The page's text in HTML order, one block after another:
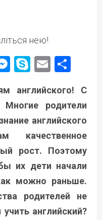
нею!
Messenger
Skype
Email
английского! С
родители
английского
качественное
рост. Поэтому
их дети начали
можно раньше.
родителей не
английский?